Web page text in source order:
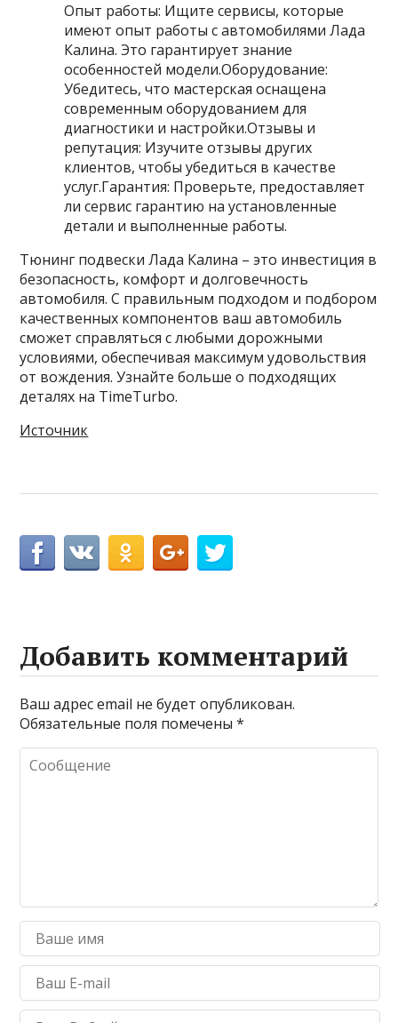
Опыт работы: Ищите сервисы, которые
имеют опыт работы с автомобилями Лада
Калина. Это гарантирует знание
особенностей модели.Оборудование:
Убедитесь, что мастерская оснащена
современным оборудованием для
диагностики и настройки.Отзывы и
репутация: Изучите отзывы других
клиентов, чтобы убедиться в качестве
услуг.Гарантия: Проверьте, предоставляет
ли сервис гарантию на установленные
детали и выполненные работы.
Тюнинг подвески Лада Калина – это инвестиция в
безопасность, комфорт и долговечность
автомобиля. С правильным подходом и подбором
качественных компонентов ваш автомобиль
сможет справляться с любыми дорожными
условиями, обеспечивая максимум удовольствия
от вождения. Узнайте больше о подходящих
деталях на TimeTurbo.
Источник
Добавить комментарий
Ваш адрес email не будет опубликован.
Обязательные поля помечены*